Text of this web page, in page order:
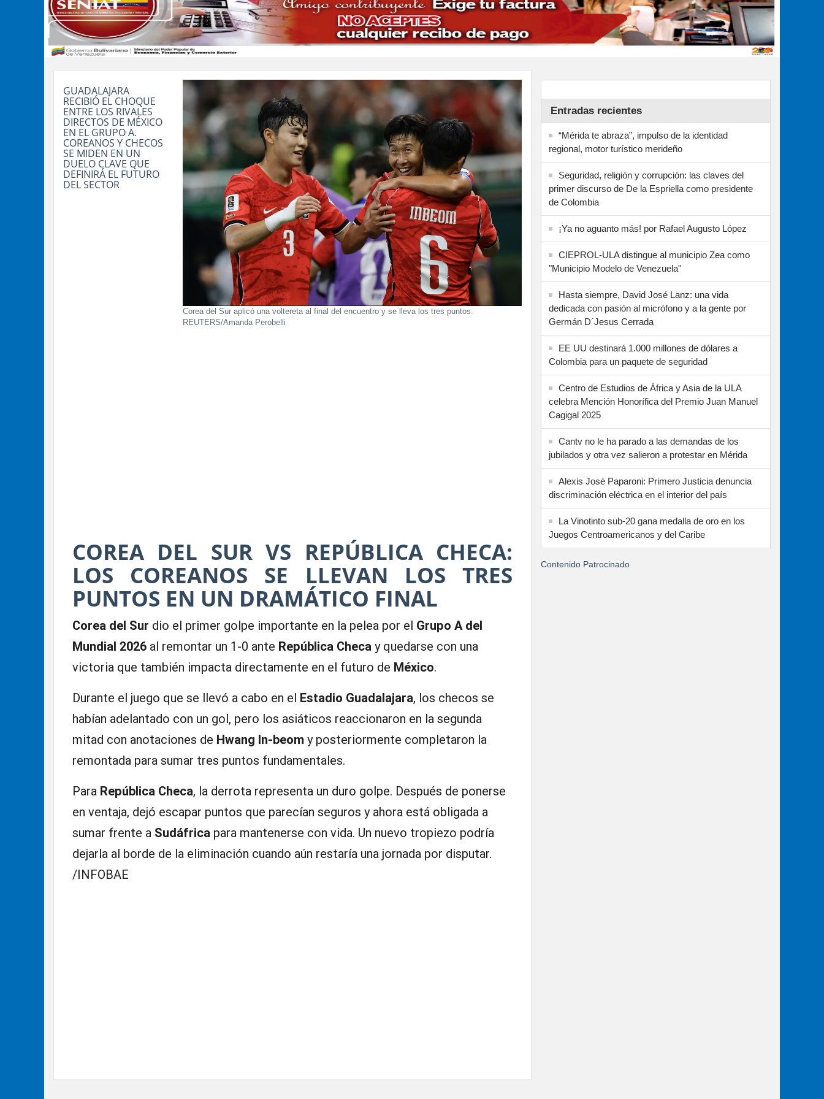
Corea del Sur aplicó una voltereta al final del encuentro y se lleva los tres puntos.
REUTERS/Amanda Perobelli
GUADALAJARA
RECIBIÓ EL CHOQUE
ENTRE LOS RIVALES
DIRECTOS DE MÉXICO
EN EL GRUPO A.
COREANOS Y CHECOS
SE MIDEN EN UN
DUELO CLAVE QUE
DEFINIRÁ EL FUTURO
DEL SECTOR
COREA DEL SUR VS REPÚBLICA CHECA:
LOS COREANOS SE LLEVAN LOS TRES
PUNTOS EN UN DRAMÁTICO FINAL
Corea del Sur dio el primer golpe importante en la pelea por el Grupo A del
Mundial 2026 al remontar un 1-0 ante República Checa y quedarse con una
victoria que también impacta directamente en el futuro de México.
Durante el juego que se llevó a cabo en el Estadio Guadalajara, los checos se
habían adelantado con un gol, pero los asiáticos reaccionaron en la segunda
mitad con anotaciones de Hwang In-beom y posteriormente completaron la
remontada para sumar tres puntos fundamentales.
Para República Checa, la derrota representa un duro golpe. Después de ponerse
en ventaja, dejó escapar puntos que parecían seguros y ahora está obligada a
sumar frente a Sudáfrica para mantenerse con vida. Un nuevo tropiezo podría
dejarla al borde de la eliminación cuando aún restaría una jornada por disputar.
/INFOBAE
Entradas recientes
“Mérida te abraza”, impulso de la identidad
regional, motor turístico merideño
Seguridad, religión y corrupción: las claves del
primer discurso de De la Espriella como presidente
de Colombia
¡Ya no aguanto más! por Rafael Augusto López
CIEPROL-ULA distingue al municipio Zea como
"Municipio Modelo de Venezuela"
Hasta siempre, David José Lanz: una vida
dedicada con pasión al micrófono y a la gente por
Germán D´Jesus Cerrada
EE UU destinará 1.000 millones de dólares a
Colombia para un paquete de seguridad
Centro de Estudios de África y Asia de la ULA
celebra Mención Honorífica del Premio Juan Manuel
Cagigal 2025
Cantv no le ha parado a las demandas de los
jubilados y otra vez salieron a protestar en Mérida
Alexis José Paparoni: Primero Justicia denuncia
discriminación eléctrica en el interior del país
La Vinotinto sub-20 gana medalla de oro en los
Juegos Centroamericanos y del Caribe
Contenido Patrocinado